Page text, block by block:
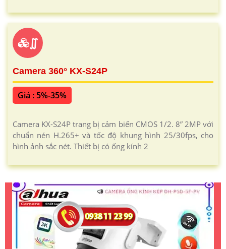
∬
Camera 360° KX-S24P
Giá : 5%-35%
Camera KX-S24P trang bị cảm biến CMOS 1/2. 8” 2MP với
chuẩn nén H.265+ và tốc độ khung hình 25/30fps, cho
hình ảnh sắc nét. Thiết bị có ống kính 2